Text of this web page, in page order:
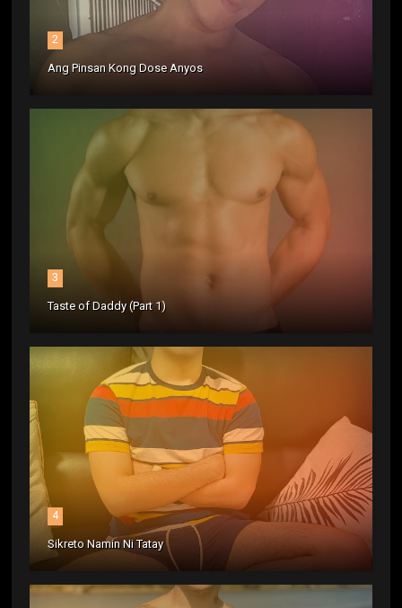
2
Ang Pinsan Kong Dose Anyos
3
Taste of Daddy (Part 1)
4
Sikreto Namin Ni Tatay